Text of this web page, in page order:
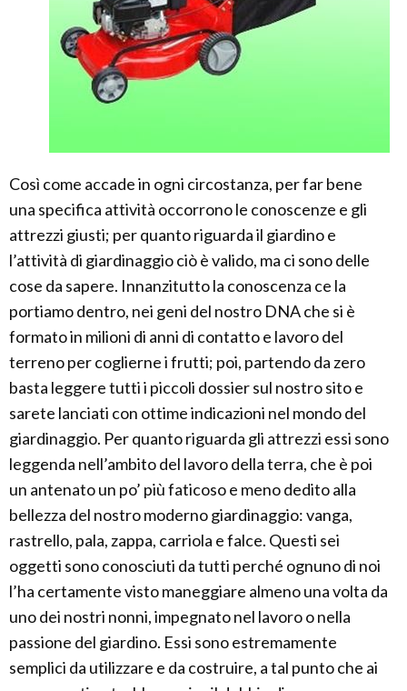
Così come accade in ogni circostanza, per far bene
una specifica attività occorrono le conoscenze e gli
attrezzi giusti; per quanto riguarda il giardino e
l’attività di giardinaggio ciò è valido, ma ci sono delle
cose da sapere. Innanzitutto la conoscenza ce la
portiamo dentro, nei geni del nostro DNA che si è
formato in milioni di anni di contatto e lavoro del
terreno per coglierne i frutti; poi, partendo da zero
basta leggere tutti i piccoli dossier sul nostro sito e
sarete lanciati con ottime indicazioni nel mondo del
giardinaggio. Per quanto riguarda gli attrezzi essi sono
leggenda nell’ambito del lavoro della terra, che è poi
un antenato un po’ più faticoso e meno dedito alla
bellezza del nostro moderno giardinaggio: vanga,
rastrello, pala, zappa, carriola e falce. Questi sei
oggetti sono conosciuti da tutti perché ognuno di noi
l’ha certamente visto maneggiare almeno una volta da
uno dei nostri nonni, impegnato nel lavoro o nella
passione del giardino. Essi sono estremamente
semplici da utilizzare e da costruire, a tal punto che ai